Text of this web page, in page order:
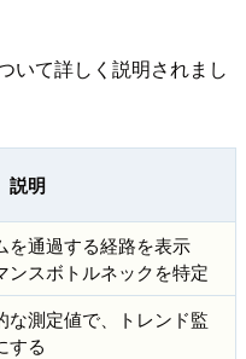
いて詳しく説明されまし
説明
を通過する経路を表示
ンスボトルネックを特定
な測定値で、トレンド監
する